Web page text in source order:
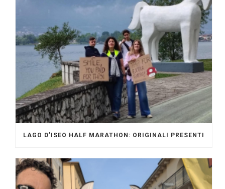
LAGO D’ISEO HALF MARATHON: ORIGINALI PRESENTI